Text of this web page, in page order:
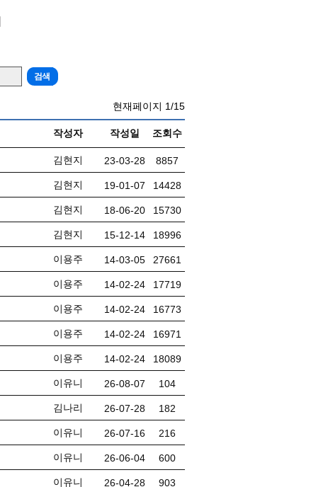
현재페이지 1/15
작성자 작성일 조회수
김현지 23-03-28 8857
김현지 19-01-07 14428
김현지 18-06-20 15730
김현지 15-12-14 18996
이용주 14-03-05 27661
이용주 14-02-24 17719
이용주 14-02-24 16773
이용주 14-02-24 16971
이용주 14-02-24 18089
이유니 26-08-07 104
김나리 26-07-28 182
이유니 26-07-16 216
이유니 26-06-04 600
이유니 26-04-28 903